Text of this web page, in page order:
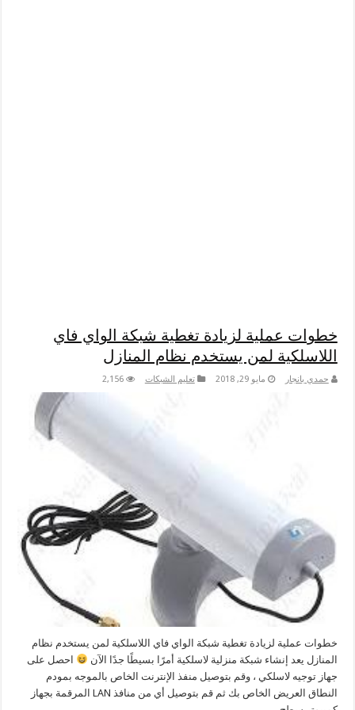
خطوات عملية لزيادة تغطية شبكة الواي فاي
اللاسلكية لمن يستخدم نظام المنازل
حمدي بانجار مايو 29, 2018 تعليم الشبكات 2,156
خطوات عملية لزيادة تغطية شبكة الواي فاي اللاسلكية لمن يستخدم نظام
المنازل يعد إنشاء شبكة منزلية لاسلكية أمرًا بسيطًا جدًا الآن
احصل على
جهاز توجيه لاسلكي ، وقم بتوصيل منفذ الإنترنت الخاص بالموجه بمودم
النطاق العريض الخاص بك ثم قم بتوصيل أي من منافذ LAN المرقمة بجهاز